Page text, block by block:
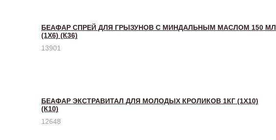
БЕАФАР СПРЕЙ ДЛЯ ГРЫЗУНОВ С МИНДАЛЬНЫМ МАСЛОМ 150 МЛ
(1Х6) (К36)
13901
БЕАФАР ЭКСТРАВИТАЛ ДЛЯ МОЛОДЫХ КРОЛИКОВ 1КГ (1Х10)
(К10)
12648